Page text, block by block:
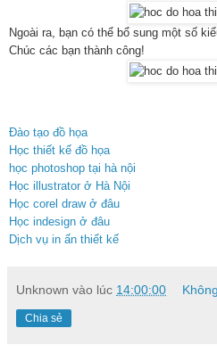
Ngoài ra, bạn có thể bổ sung một số
Chúc các bạn thành công!
Đào tạo đồ họa
Học thiết kế đồ họa
học photoshop tại hà nội
Học illustrator ở Hà Nội
Học corel draw ở đâu
Học indesign ở đâu
Dịch vụ in ấn thiết kế
Unknown vào lúc 14:00:00
Chia sẻ